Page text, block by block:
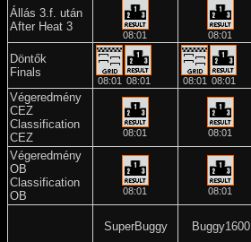
Állás 3.f. után
After Heat 3
08:01 08:01
Döntők
Finals
08:01 08:01 08:01 08:01
Végeredmény
CEZ
Classification
CEZ
08:01 08:01
Végeredmény
OB
Classification
OB
08:01 08:01
SuperBuggy Buggy1600